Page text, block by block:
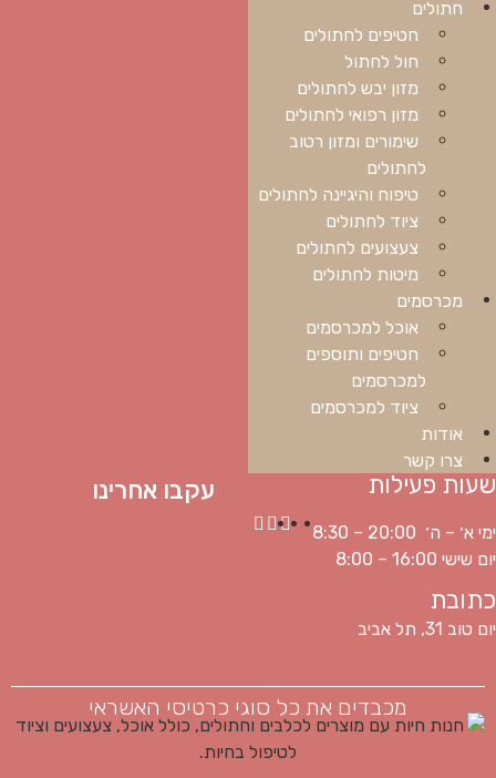
חתולים
חטיפים לחתולים
חול לחתול
מזון יבש לחתולים
מזון רפואי לחתולים
שימורים ומזון רטוב
לחתולים
טיפוח והיגיינה לחתולים
ציוד לחתולים
צעצועים לחתולים
מיטות לחתולים
מכרסמים
אוכל למכרסמים
חטיפים ותוספים
למכרסמים
ציוד למכרסמים
אודות
צרו קשר
שעות פעילות
ימי א׳ – ה׳ 20:00 – 8:30
יום שישי 16:00 – 8:00
כתובת
יום טוב 31, תל אביב
עקבו אחרינו
מכבדים את כל סוגי כרטיסי האשראי